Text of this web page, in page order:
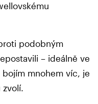
podobným
– ideálně ve
mnohem víc, je
zvolí.